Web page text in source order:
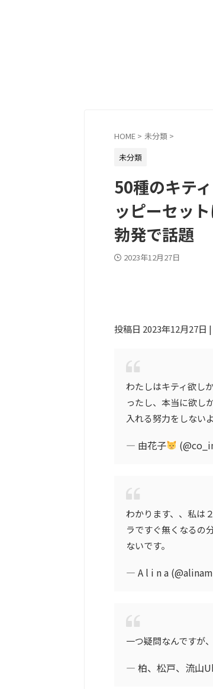
HOME > 未分類 >
未分類
50種のキテ
ッピーセッ
勃発で話題
2023年12月27日
投稿日 2023年12月27日
わたしはキティ欲し
ったし、本当に欲し
入れる努力をしない
— 由花子
わかります、、私は
ラですぐ無くなるの
ないです。
— A l i n a
一つ疑問なんですが
— 柏、松戸、流山